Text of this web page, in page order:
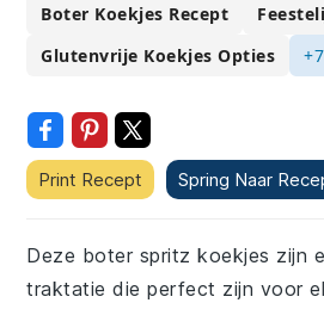
Boter Koekjes Recept
Glutenvrije Koekjes Opties
+7
Print Recept Spring Naar
Deze boter spritz koekjes zijn
traktatie die perfect zijn voor